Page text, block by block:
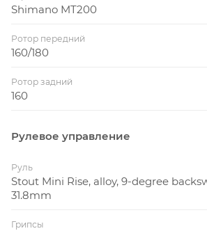
Shimano MT200
Ротор передний
160/180
Ротор задний
160
Рулевое управление
Руль
Stout Mini Rise, alloy, 9-degree
31.8mm
Грипсы